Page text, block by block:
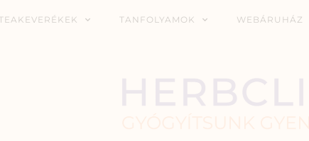
TEAKEVERÉKEK TANFOLYAMOK WEBÁRUHÁZ